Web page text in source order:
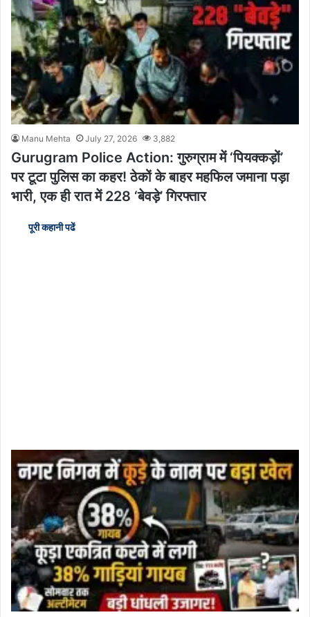
Manu Mehta July 27, 2026 3,882
Gurugram Police Action: गुरुग्राम में ‘पियक्कड़ों’
पर टूटा पुलिस का कहर! ठेकों के बाहर महफिल जमाना पड़ा
भारी, एक ही रात में 228 ‘बेवड़े’ गिरफ्तार
पूरी कहानी पढें